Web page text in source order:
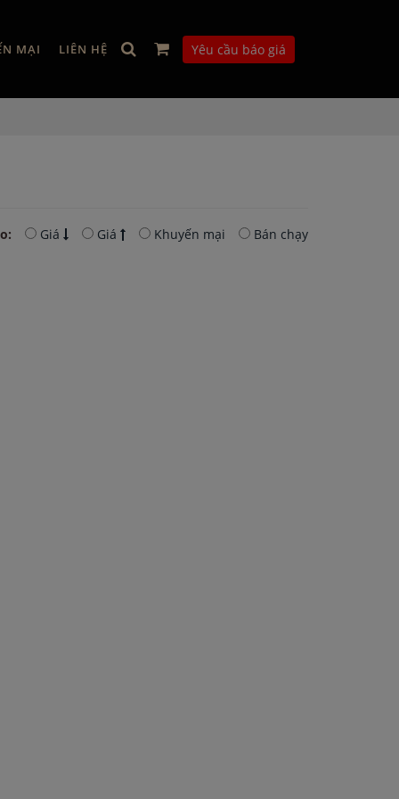
MẠI LIÊN HỆ Yêu cầu báo giá
Giá Giá Khuyến mại Bán chạy